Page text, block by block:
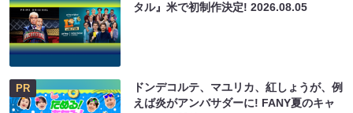
タル』米で初制作決定!2026.08.05
PR
ドンデコルテ、マユリカ、紅しょうが、例
えば炎がアンバサダーに! FANY夏のキャ